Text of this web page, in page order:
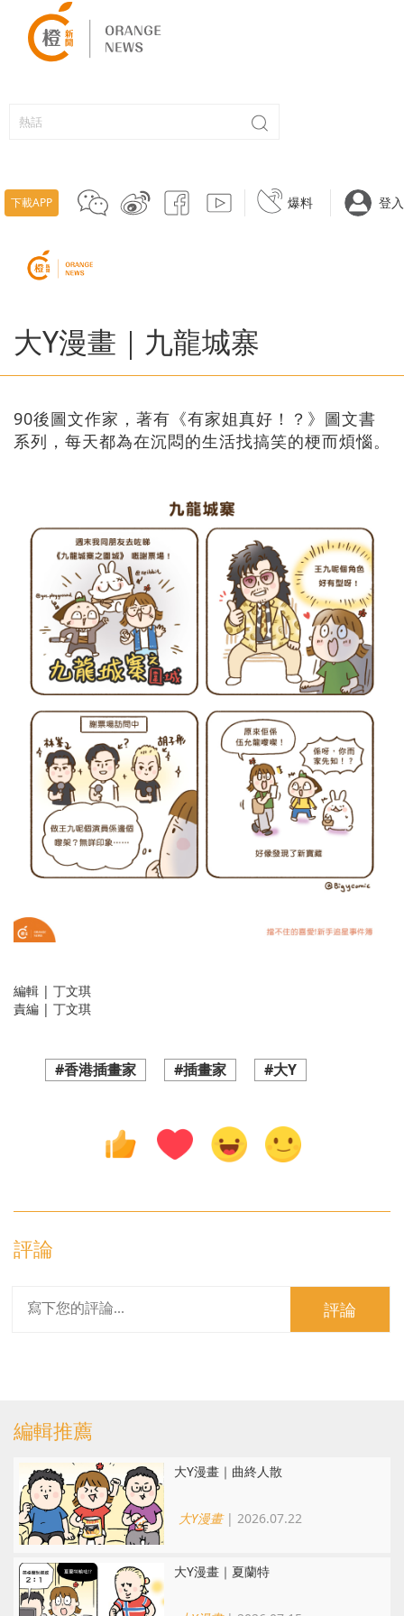
下載APP 爆料 登入
大Y漫畫｜九龍城寨
90後圖文作家，著有《有家姐真好！？》圖文書
系列，每天都為在沉悶的生活找搞笑的梗而煩惱。
編輯 | 丁文琪
責編 | 丁文琪
#香港插畫家 #插畫家 #大Y
評論
評論
編輯推薦
大Y漫畫｜曲終人散
大Y漫畫| 2026.07.22
大Y漫畫｜夏蘭特